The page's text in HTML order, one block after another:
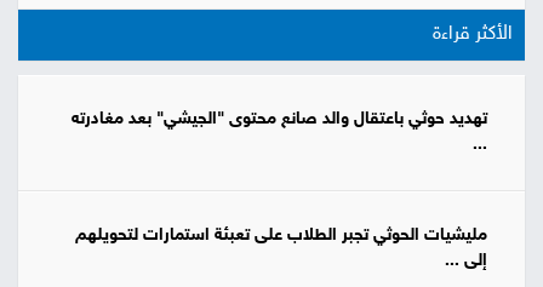
الأكثر قراءة
تهديد حوثي باعتقال والد صانع محتوى "الجيشي" بعد مغادرته
...
مليشيات الحوثي تجبر الطلاب على تعبئة استمارات لتحويلهم
إلى ...